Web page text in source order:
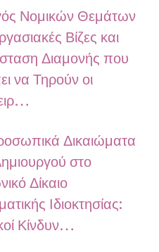
Νομικών Θεμάτων
Βίζες και
Διαμονής που
να Τηρούν οι
Δικαιώματα
στο
Δίκαιο
Ιδιοκτησίας:
Κίνδυν…